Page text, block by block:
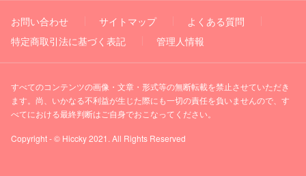
お問い合わせ サイトマップ
よくある質問
特定商取引法に基づく表記
管理人情報
すべてのコンテンツの画像・文章・形式等の無断転載を禁止させていただき
ます。尚、いかなる不利益が生じた際にも一切の責任を負いませんので、す
べてにおける最終判断はご自身でおこなってください。
Copyright - © Hiccky 2021. All Rights Reserved